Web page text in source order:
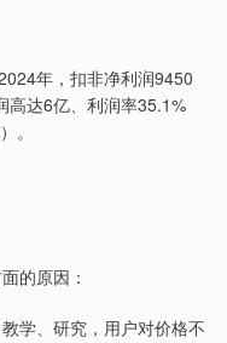
年，扣非净利润9450
高达6亿、利润率35.1%
。
的原因：
学、研究，用户对价格不